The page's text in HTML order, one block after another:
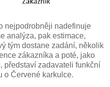
nejpodrobněji nadefinuje
analýza, pak estimace,
tým dostane zadání, několik
zákazníka a poté, jako
představí zadavateli funkční
o Červené karkulce.